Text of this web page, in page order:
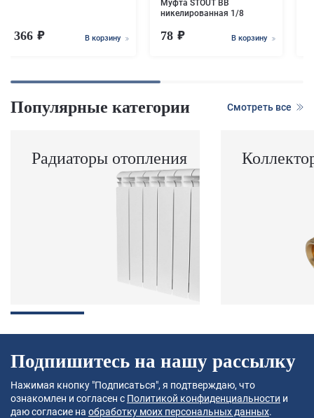
366 В корзину
Муфта STOUT ВВ
никелированная 1/8
78 В корзину
Популярные категории Смотреть все
Радиаторы отопления
Подпишитесь на нашу рассылку
Нажимая кнопку "Подписаться", я подтверждаю, что
ознакомлен и согласен с Политикой конфиденциальности и
даю согласие на обработку моих персональных данных.